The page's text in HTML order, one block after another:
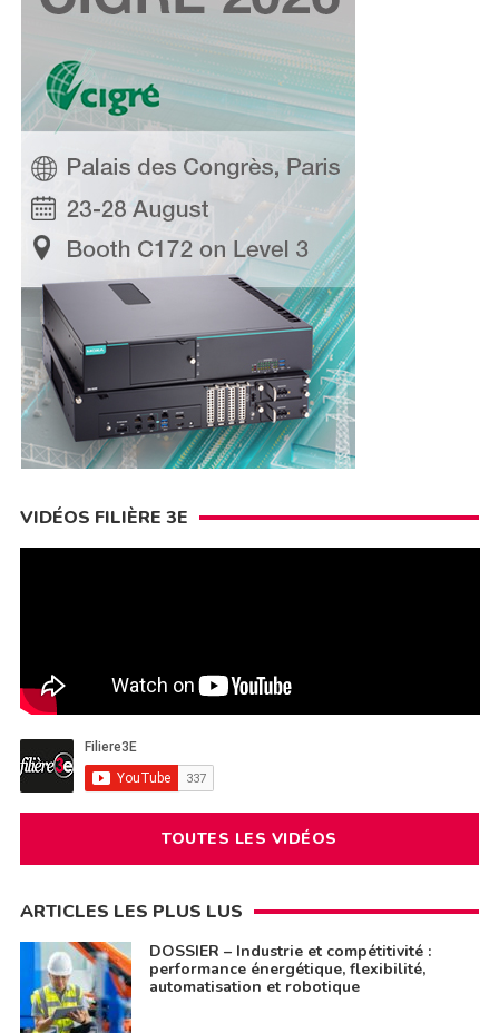
VIDÉOS FILIÈRE 3E
TOUTES LES VIDÉOS
ARTICLES LES PLUS LUS
DOSSIER – Industrie et compétitivité :
performance énergétique, flexibilité,
automatisation et robotique